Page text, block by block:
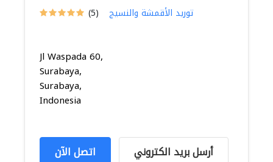
(5) توريد الأقمشة والنسيج
Jl Waspada 60,
Surabaya,
Surabaya,
Indonesia
اتصل الآن أرسل بريد الكتروني